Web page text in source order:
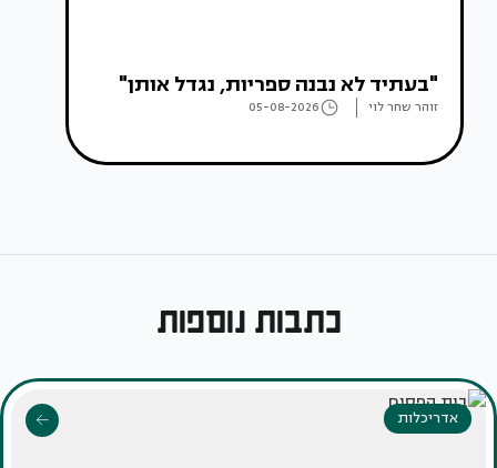
"בעתיד לא נבנה ספריות, נגדל אותן"
זוהר שחר לוי 05-08-2026
כתבות נוספות
אדריכלות